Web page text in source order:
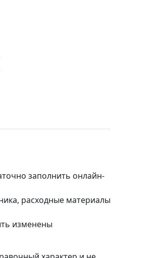
заполнить онлайн-
расходные материалы
изменены